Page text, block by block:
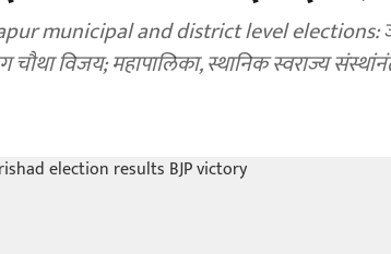
municipal and district level elections:
विजय; महापालिका, स्थानिक स्वराज्य